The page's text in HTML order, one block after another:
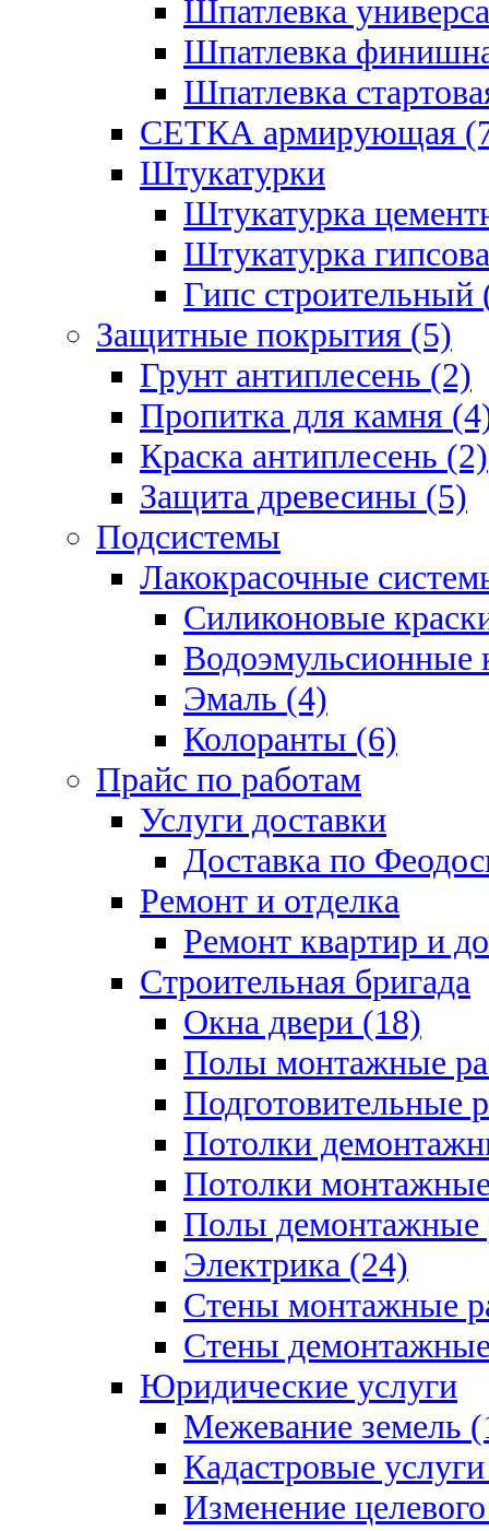
Шпатлевка
Шпатлевка
Шпатлевка
СЕТКА армирующая
Штукатурки
Штукатурка
Штукатурка
Гипс строительный
Защитные покрытия (5)
Грунт антиплесень (2)
Пропитка для камня
Краска антиплесень (2)
Защита древесины (5)
Подсистемы
Лакокрасочные
Силиконовые
Водоэмульсионные
Эмаль (4)
Колоранты (6)
Прайс по работам
Услуги доставки
Доставка по
Ремонт и отделка
Ремонт квартир и
Строительная бригада
Окна двери (18)
Полы монтажные
Подготовительные
Потолки
Потолки
Полы демонтажные
Электрика (24)
Стены монтажные
Стены
Юридические услуги
Межевание земель
Кадастровые
Изменение